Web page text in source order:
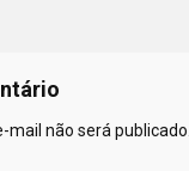
mail não será publicado.